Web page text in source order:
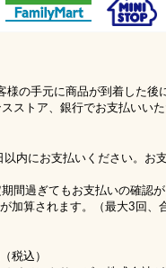
様の手元に商品が到着した後
ストア、銀行でお支払いいた
内にお支払いください。お
間過ぎてもお支払いの確認
加算されます。（最大3回、
税込）